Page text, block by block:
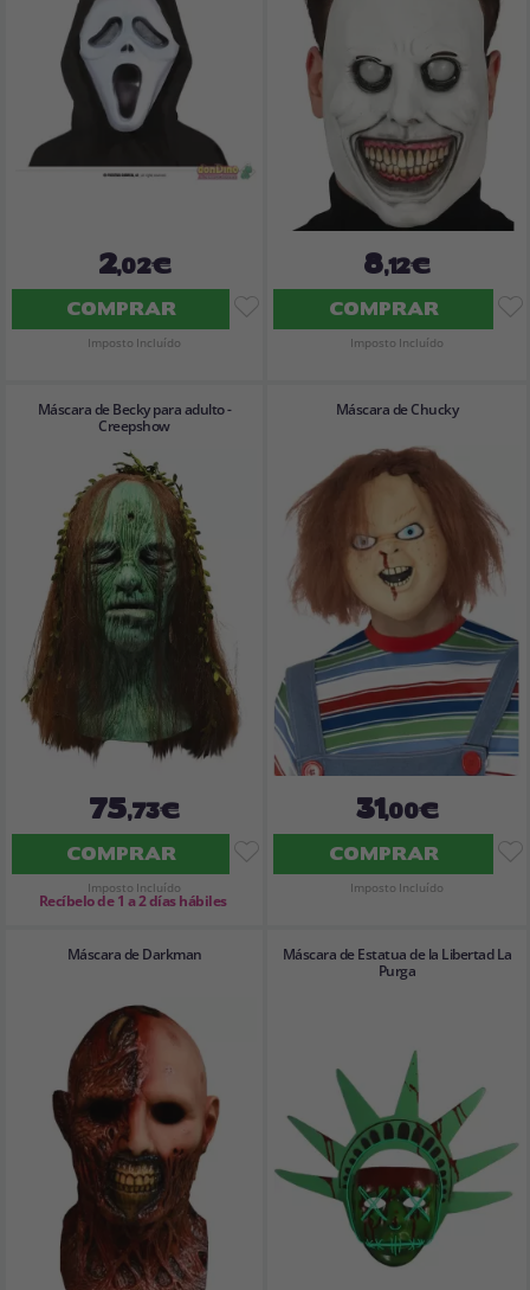
2,02€
COMPRAR
Imposto Incluído
8,12€
COMPRAR
Imposto Incluído
Máscara de Becky para adulto -
Creepshow
75,73€
COMPRAR
Imposto Incluído
Recíbelo de 1 a 2 días hábiles
Máscara de Chucky
31,00€
COMPRAR
Imposto Incluído
Máscara de Darkman
Máscara de Estatua de la Libertad La
Purga